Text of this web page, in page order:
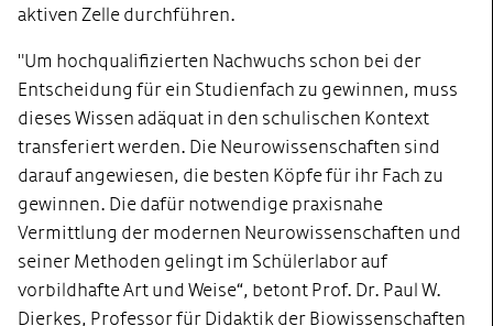
aktiven Zelle durchführen.
"Um hochqualifizierten Nachwuchs schon bei der
Entscheidung für ein Studienfach zu gewinnen, muss
dieses Wissen adäquat in den schulischen Kontext
transferiert werden. Die Neurowissenschaften sind
darauf angewiesen, die besten Köpfe für ihr Fach zu
gewinnen. Die dafür notwendige praxisnahe
Vermittlung der modernen Neurowissenschaften und
seiner Methoden gelingt im Schülerlabor auf
vorbildhafte Art und Weise“, betont Prof. Dr. Paul W.
Dierkes, Professor für Didaktik der Biowissenschaften